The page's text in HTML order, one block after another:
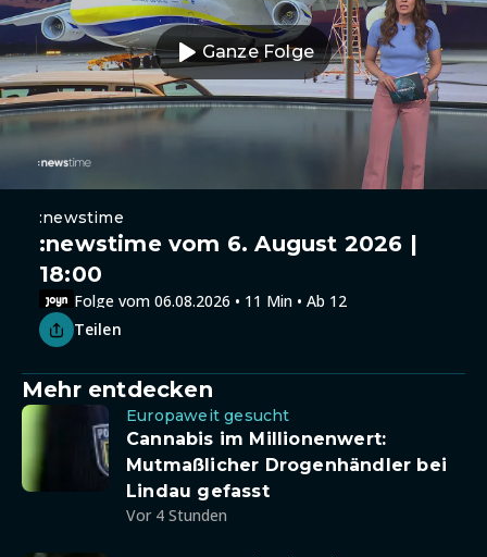
Ganze Folge
:newstime
:newstime vom 6. August 2026 |
18:00
Folge vom 06.08.2026 • 11 Min • Ab 12
Teilen
Mehr entdecken
Europaweit gesucht
Cannabis im Millionenwert:
Mutmaßlicher Drogenhändler bei
Lindau gefasst
Vor 4 Stunden